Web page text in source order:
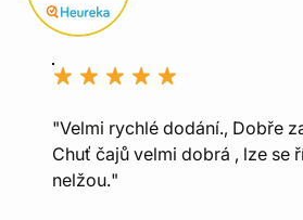
"Velmi rychlé dodání., Dobře
Chuť čajů velmi dobrá , lze se
nelžou."